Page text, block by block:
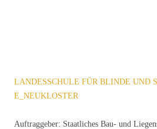
LANDESSCHULE FÜR BLINDE UND
E_NEUKLOSTER
Auftraggeber: Staatliches Bau- und